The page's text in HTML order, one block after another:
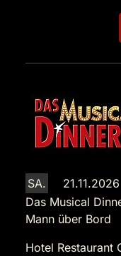
SA.
Das Musical
Mann über Bord
Hotel Restaurant